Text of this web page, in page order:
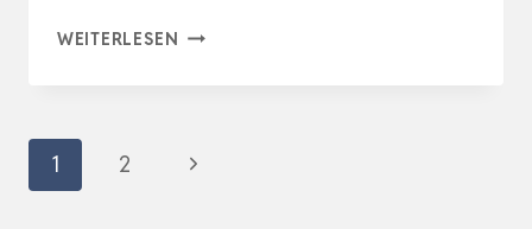
WEITERLESEN AQUA
KLETTERN
Seitennavigation
1 2
Nächste